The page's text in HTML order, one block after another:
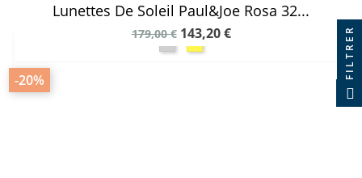
Lunettes De Soleil Paul&Joe Rosa 32...
179,00 € 143,20 €
-20%
FILTRER